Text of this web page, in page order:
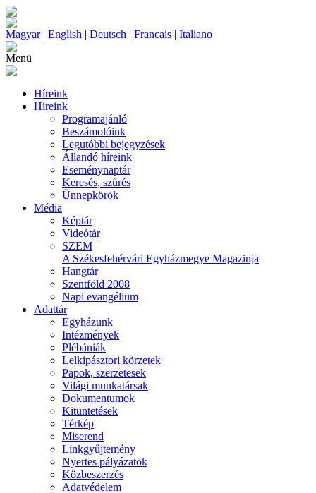
Magyar| English | Deutsch | Francais | Italiano
Menü
Híreink
Híreink
Programajánló
Beszámolóink
Legutóbbi bejegyzések
Állandó híreink
Eseménynaptár
Keresés, szűrés
Ünnepkörök
Média
Képtár
Videótár
SZEM
A Székesfehérvári Egyházmegye Magazinja
Hangtár
Szentföld 2008
Napi evangélium
Adattár
Egyházunk
Intézmények
Plébániák
Lelkipásztori körzetek
Papok, szerzetesek
Világi munkatársak
Dokumentumok
Kitüntetések
Térkép
Miserend
Linkgyűjtemény
Nyertes pályázatok
Közbeszerzés
Adatvédelem